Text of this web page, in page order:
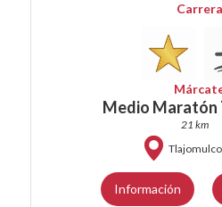
Carrera
Medio Maratón
21 km
Tlajomulco
Información